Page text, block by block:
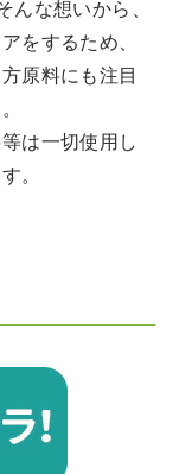
んな想いから、
をするため、
原料にも注目
は一切使用し
。